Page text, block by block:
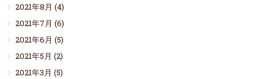
2021年8月 (4)
2021年7月 (6)
2021年6月 (5)
2021年5月 (2)
2021年3月 (5)